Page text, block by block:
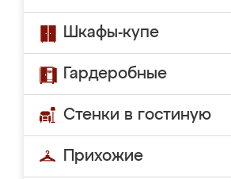
Шкафы-купе
Гардеробные
Стенки в гостиную
Прихожие